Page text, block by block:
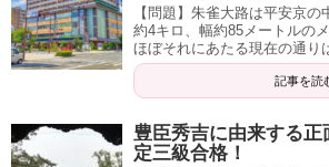
【問題】朱雀大路は平安京
約4キロ、幅約85メートルの
ほぼそれにあたる現在の通り
記事を読
豊臣秀吉に由来する
定三級合格！